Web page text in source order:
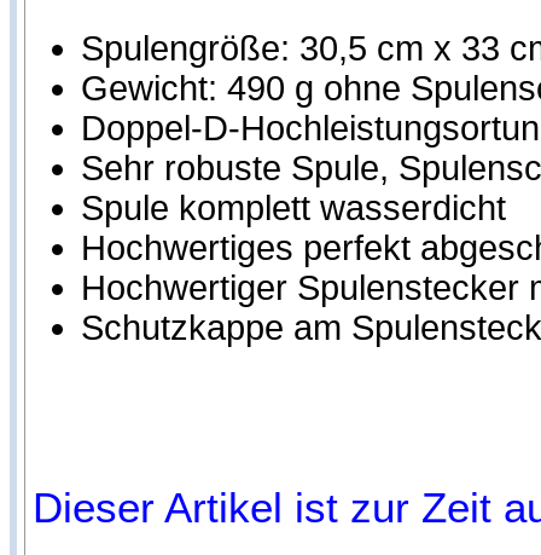
Spulengröße: 30,5 cm x 33
Gewicht: 490 g ohne
Doppel-D-
Sehr robuste Spule,
Spule komplett wasserdicht
Hochwertiges perfekt
Hochwertiger Spulenstecker
Schutzkappe am
Dieser Artikel ist zur Zeit